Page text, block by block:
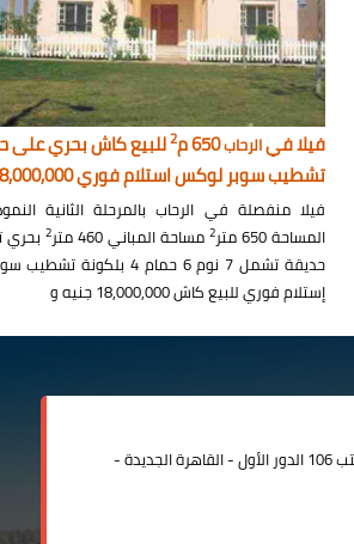
فيلا فيالرحاب650 م 2للبيع كاش بحري على
تشطيب سوبر لوكس استلام فوري 18,000,000 ج
فيلا منفصلة في الرحاب بالمرحلة الثانية
المساحة 650 متر
2 مساحة المباني 460 متر 2
حديقة تشمل 7 نوم 6 حمام 4
إستلام فوري للبيع كاش 18,000,000 جنيه و
مدينة الرحاب المبنى الإداري مكتب 106 الدور الأول - القاهرة الجديدة -